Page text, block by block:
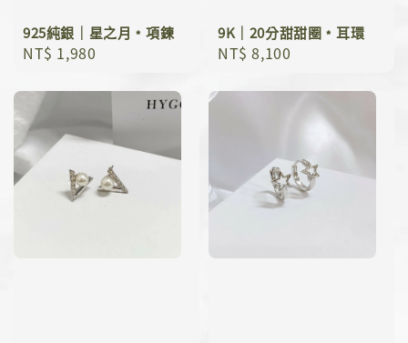
925純銀｜星之月﹡項鍊
Regular
NT$ 1,980
9K｜20分甜甜圈﹡耳環
Regular
NT$ 8,100